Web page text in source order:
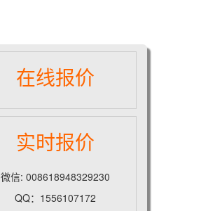
在线报价
实时报价
微信: 008618948329230
QQ：1556107172